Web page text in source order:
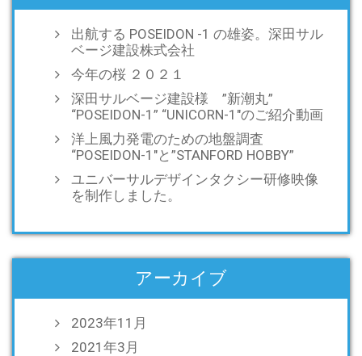
出航する POSEIDON -1 の雄姿。深田サル
ベージ建設株式会社
今年の桜 ２０２１
深田サルベージ建設様 ”新潮丸”
“POSEIDON-1” “UNICORN-1″のご紹介動画
洋上風力発電のための地盤調査
“POSEIDON-1″と”STANFORD HOBBY”
ユニバーサルデザインタクシー研修映像
を制作しました。
アーカイブ
2023年11月
2021年3月